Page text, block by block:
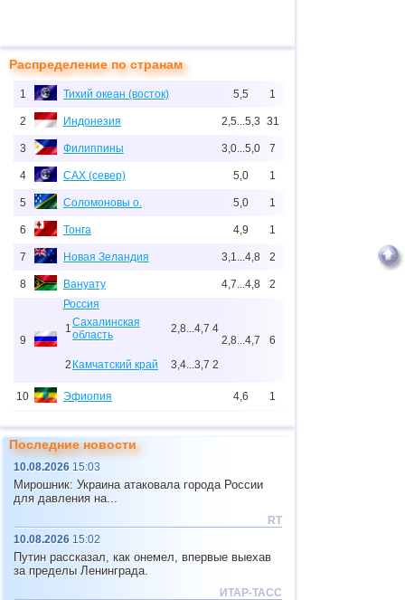
Распределение по странам
1 Тихий океан (восток) 5,5 1
2 Индонезия 2,5...5,3 31
3 Филиппины 3,0...5,0 7
4 САХ (север) 5,0 1
5 Соломоновы о. 5,0 1
6 Тонга 4,9 1
7 Новая Зеландия 3,1...4,8 2
8 Вануату 4,7...4,8 2
9
Россия
1Сахалинская
область
2,8...4,7 4
2 Камчатский край 3,4...3,7 2
2,8...4,7 6
10 Эфиопия 4,6 1
12 Фиджи
13 Папуа-Новая Гвинея
14 Япония
15 Мексика
16 Греция 2,6...4,3 3
2,9...4,3 3
Последние новости
10.08.2026 15:03
Мирошник: Украина атаковала города России
для давления на...
RT
10.08.2026 15:02
Путин рассказал, как онемел, впервые выехав
за пределы Ленинграда.
ИТАР-ТАСС